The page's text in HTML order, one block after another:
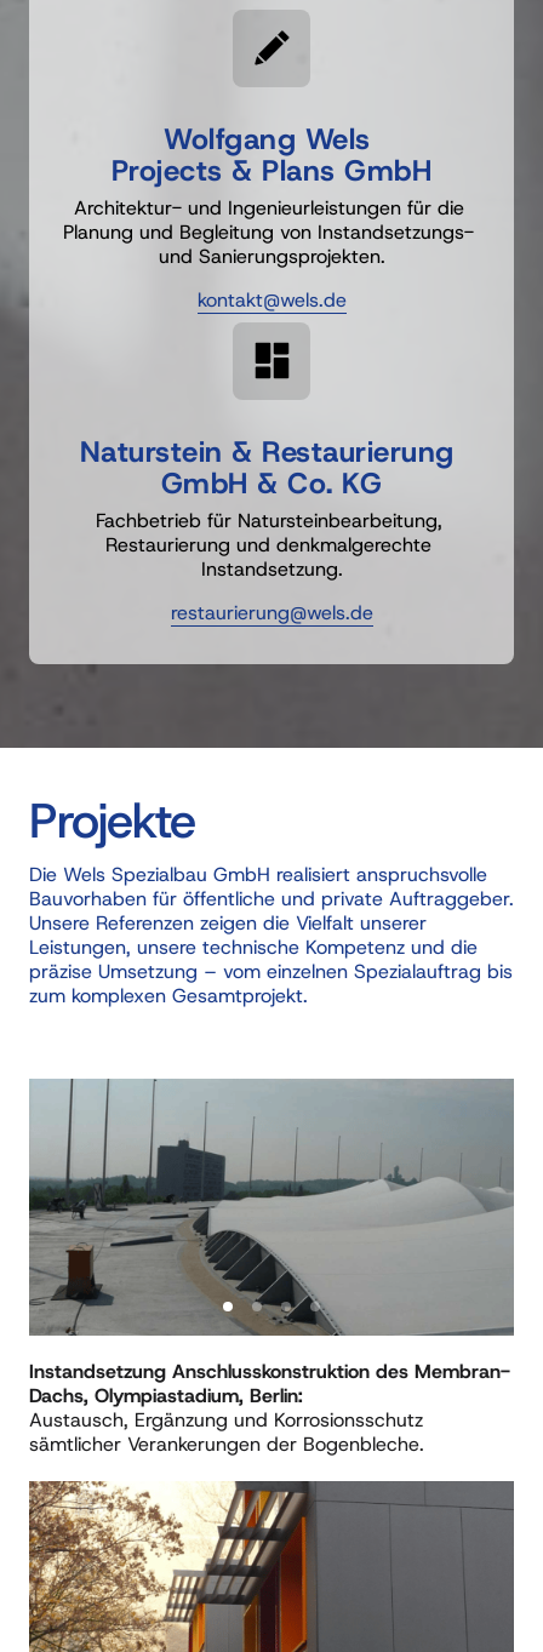
Wolfgang Wels
Projects & Plans GmbH
Architektur- und Ingenieurleistungen für die
Planung und Begleitung von Instandsetzungs-
und Sanierungsprojekten.
kontakt@wels.de
Naturstein & Restaurierung
GmbH & Co. KG
Fachbetrieb für Natursteinbearbeitung,
Restaurierung und denkmalgerechte
Instandsetzung.
restaurierung@wels.de
Projekte
Die Wels Spezialbau GmbH realisiert
Bauvorhaben für öffentliche und private
Unsere Referenzen zeigen die Vielfalt
Leistungen, unsere technische Kompetenz und
präzise Umsetzung – vom einzelnen Spezialauftrag
zum komplexen Gesamtprojekt.
Slide 1 of 4
Instandsetzung Anschlusskonstruktion des Membran-
Dachs, Olympiastadium, Berlin:
Austausch, Ergänzung und Korrosionsschutz
sämtlicher Verankerungen der Bogenbleche.
Slide 1 of 3